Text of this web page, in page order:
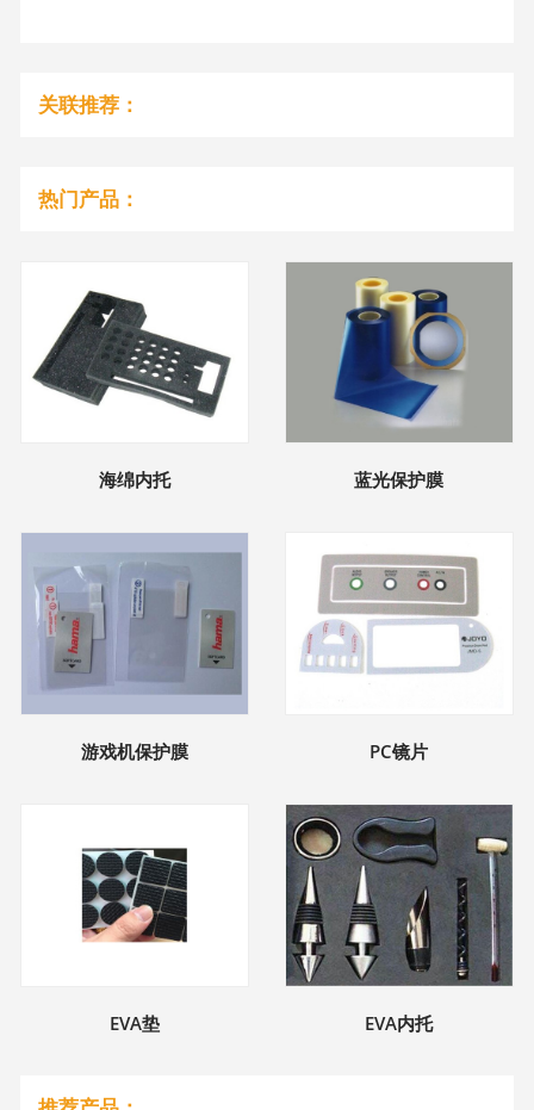
关联推荐：
热门产品：
海绵内托 蓝光保护膜
游戏机保护膜 PC镜片
EVA垫 EVA内托